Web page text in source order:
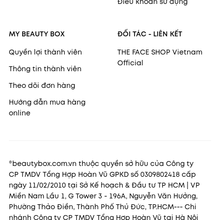
và "bắt sáng" giúp tạo độ bóngson bóng nhẹ
Son thỏi DEAR DAHLIA LIP
PARADISE INTENSE SATIN
Son thỏi kết cấu dạng lên màu siêu đẹp sau vài
phút. son lì lên màu chuẩn lại có satin thành
phần dưỡng cho môi đỉnh cao
Son Kem Hiệu Ứng Nhung Mịn
DEAR DAHLIA PARADISE DREAM
trên môi với nhiều gam màu hot trend. Son
sang trọng nhưng vẫn lưu giữ độ ẩm mượt nhất
định.
Phấn nước trang điểm DEAR
MY BEAUTY BOX
Quyền lợi thành viên
Thông tin thành viên
Theo dõi đơn hàng
Hướng dẫn mua hàng
online
ĐỐI TÁC - LIÊN KẾT
THE FACE SHOP Vietnam
Official
®beautybox.com.vn thuộc quyền sở hữu của Công ty
CP TMDV Tổng Hợp Hoàn Vũ GPKD số 0309802418 cấp
ngày 11/02/2010 tại Sở Kế hoạch & Đầu tư TP HCM | VP
Miền Nam Lầu 1, G Tower 3 - 196A, Nguyễn Văn Hưởng,
Phường Thảo Điền, Thành Phố Thủ Đức, TP.HCM--- Chi
nhánh Công ty CP TMDV Tổng Hợp Hoàn Vũ tại Hà Nội